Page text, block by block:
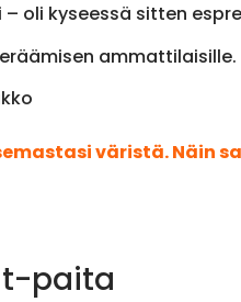
oli kyseessä sitten
ammattilaisille.
väristä.
t-paita